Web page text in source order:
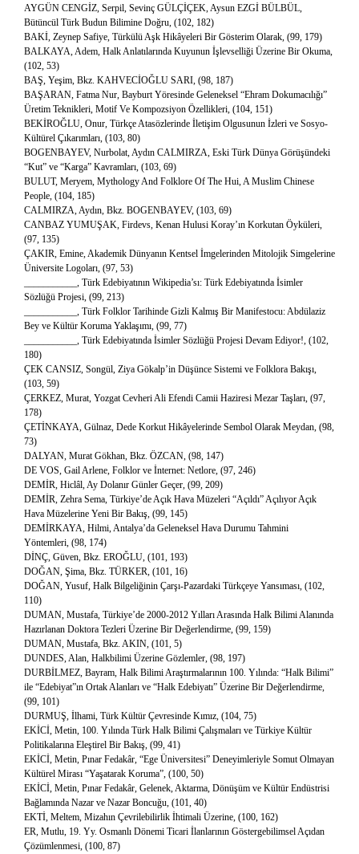
AYGÜN CENGİZ, Serpil, Sevinç GÜLÇİÇEK, Aysun EZGİ BÜLBÜL,
Bütüncül Türk Budun Bilimine Doğru, (102, 182)
BAKİ, Zeynep Safiye, Türkülü Aşk Hikâyeleri Bir Gösterim Olarak, (99, 179)
BALKAYA, Adem, Halk Anlatılarında Kuyunun İşlevselliği Üzerine Bir Okuma,
(102, 53)
BAŞ, Yeşim, Bkz. KAHVECİOĞLU SARI, (98, 187)
BAŞARAN, Fatma Nur, Bayburt Yöresinde Geleneksel “Ehram Dokumacılığı”
Üretim Teknikleri, Motif Ve Kompozsiyon Özellikleri, (104, 151)
BEKİROĞLU, Onur, Türkçe Atasözlerinde İletişim Olgusunun İzleri ve Sosyo-
Kültürel Çıkarımları, (103, 80)
BOGENBAYEV, Nurbolat, Aydın CALMIRZA, Eski Türk Dünya Görüşündeki
“Kut” ve “Karga” Kavramları, (103, 69)
BULUT, Meryem, Mythology And Folklore Of The Hui, A Muslim Chinese
People, (104, 185)
CALMIRZA, Aydın, Bkz. BOGENBAYEV, (103, 69)
CANBAZ YUMUŞAK, Firdevs, Kenan Hulusi Koray’ın Korkutan Öyküleri,
(97, 135)
ÇAKIR, Emine, Akademik Dünyanın Kentsel İmgelerinden Mitolojik Simgelerine
Üniversite Logoları, (97, 53)
___________, Türk Edebiyatının Wikipedia’sı: Türk Edebiyatında İsimler
Sözlüğü Projesi, (99, 213)
___________, Türk Folklor Tarihinde Gizli Kalmış Bir Manifestocu: Abdülaziz
Bey ve Kültür Koruma Yaklaşımı, (99, 77)
___________, Türk Edebiyatında İsimler Sözlüğü Projesi Devam Ediyor!, (102,
180)
ÇEK CANSIZ, Songül, Ziya Gökalp’in Düşünce Sistemi ve Folklora Bakışı,
(103, 59)
ÇERKEZ, Murat, Yozgat Cevheri Ali Efendi Camii Haziresi Mezar Taşları, (97,
178)
ÇETİNKAYA, Gülnaz, Dede Korkut Hikâyelerinde Sembol Olarak Meydan, (98,
73)
DALYAN, Murat Gökhan, Bkz. ÖZCAN, (98, 147)
DE VOS, Gail Arlene, Folklor ve İnternet: Netlore, (97, 246)
DEMİR, Hiclâl, Ay Dolanır Günler Geçer, (99, 209)
DEMİR, Zehra Sema, Türkiye’de Açık Hava Müzeleri “Açıldı” Açılıyor Açık
Hava Müzelerine Yeni Bir Bakış, (99, 145)
DEMİRKAYA, Hilmi, Antalya’da Geleneksel Hava Durumu Tahmini
Yöntemleri, (98, 174)
DİNÇ, Güven, Bkz. EROĞLU, (101, 193)
DOĞAN, Şima, Bkz. TÜRKER, (101, 16)
DOĞAN, Yusuf, Halk Bilgeliğinin Çarşı-Pazardaki Türkçeye Yansıması, (102,
110)
DUMAN, Mustafa, Türkiye’de 2000-2012 Yılları Arasında Halk Bilimi Alanında
Hazırlanan Doktora Tezleri Üzerine Bir Değerlendirme, (99, 159)
DUMAN, Mustafa, Bkz. AKIN, (101, 5)
DUNDES, Alan, Halkbilimi Üzerine Gözlemler, (98, 197)
DURBİLMEZ, Bayram, Halk Bilimi Araştırmalarının 100. Yılında: “Halk Bilimi”
ile “Edebiyat”ın Ortak Alanları ve “Halk Edebiyatı” Üzerine Bir Değerlendirme,
(99, 101)
DURMUŞ, İlhami, Türk Kültür Çevresinde Kımız, (104, 75)
EKİCİ, Metin, 100. Yılında Türk Halk Bilimi Çalışmaları ve Türkiye Kültür
Politikalarına Eleştirel Bir Bakış, (99, 41)
EKİCİ, Metin, Pınar Fedakâr, “Ege Üniversitesi” Deneyimleriyle Somut Olmayan
Kültürel Mirası “Yaşatarak Koruma”, (100, 50)
EKİCİ, Metin, Pınar Fedakâr, Gelenek, Aktarma, Dönüşüm ve Kültür Endüstrisi
Bağlamında Nazar ve Nazar Boncuğu, (101, 40)
EKTİ, Meltem, Mizahın Çevrilebilirlik İhtimali Üzerine, (100, 162)
ER, Mutlu, 19. Yy. Osmanlı Dönemi Ticari İlanlarının Göstergebilimsel Açıdan
Çözümlenmesi, (100, 87)